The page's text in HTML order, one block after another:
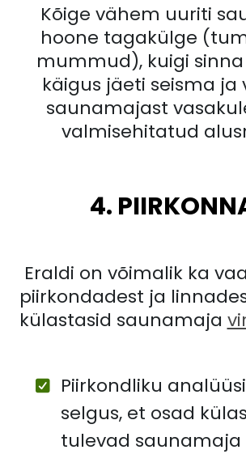
Kõige vähem uuriti
hoone tagakülge
mummud), kuigi
käigus jäeti seisma ja
saunamajast
valmisehitatud
4.
Eraldi on võimalik ka
piirkondadest ja
külastasid saunamaja
Piirkondliku
selgus, et osad
tulevad